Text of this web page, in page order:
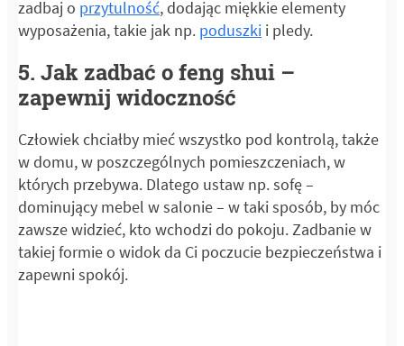
zadbaj o przytulność, dodając miękkie elementy
wyposażenia, takie jak np. poduszki i pledy.
5. Jak zadbać o feng shui –
zapewnij widoczność
Człowiek chciałby mieć wszystko pod kontrolą, także
w domu, w poszczególnych pomieszczeniach, w
których przebywa. Dlatego ustaw np. sofę –
dominujący mebel w salonie – w taki sposób, by móc
zawsze widzieć, kto wchodzi do pokoju. Zadbanie w
takiej formie o widok da Ci poczucie bezpieczeństwa i
zapewni spokój.